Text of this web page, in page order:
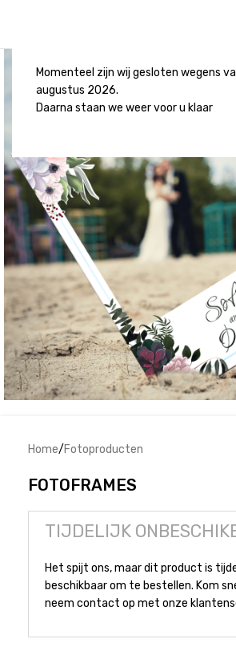
Momenteel zijn wij gesloten wegens
augustus 2026.
Daarna staan we weer voor u klaar
Home/Fotoproducten
FOTOFRAMES
TIJDELIJK
Het spijt ons, maar dit product is
beschikbaar om te bestellen. Kom
neem contact op met onze